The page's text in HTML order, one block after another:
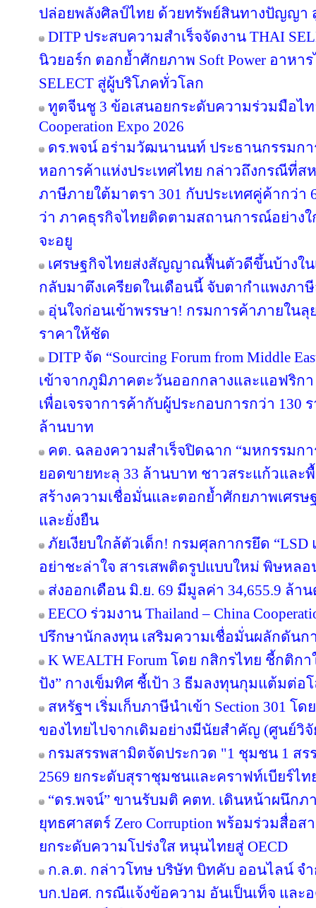
ปล่อยพลังศิลป์ไทย ด้วยทรัพย์สินทางปัญญา
DITP ประสบความสำเร็จจัดงาน THAI
นิวยอร์ก ตอกย้ำศักยภาพ Soft Power อาหา
SELECT สู่ผู้บริโภคทั่วโลก
ทูตจีนชู 3 ข้อเสนอยกระดับความร่วมมือไท
Cooperation Expo 2026
ดร.พจน์ อร่ามวัฒนานนท์ ประธานกรรมก
หอการค้าแห่งประเทศไทย กล่าวถึงกรณีที่ส
ภาษีภายใต้มาตรา 301 กับประเทศคู่ค้ากว่า
ว่า ภาคธุรกิจไทยติดตามสถานการณ์อย่าง
จะอยู
เศรษฐกิจไทยส่งสัญญาณฟื้นตัวดีขึ้นบ้างใ
กลับมาตึงเครียดในเดือนนี้ จับตากำแพงภา
อุ่นใจก่อนเข้าพรรษา! กรมการค้าภายใน
ราคาให้ชัด
DITP จัด “Sourcing Forum from Middle
เข้าจากภูมิภาคตะวันออกกลางและแอฟริกา
เพื่อเจรจาการค้ากับผู้ประกอบการกว่า 130
ล้านบาท
คต. ฉลองความสำเร็จปิดฉาก “มหกรรมก
ยอดขายทะลุ 33 ล้านบาท ชาวสระแก้วและ
สร้างความเชื่อมั่นและตอกย้ำศักยภาพเศร
และยั่งยืน
ภัยเงียบใกล้ตัวเด็ก! กรมศุลกากรยึด
อย่าชะล่าใจ สารเสพติดรูปแบบใหม่ พิษหล
ส่งออกเดือน มิ.ย. 69 มีมูลค่า 34,655.9 ล้า
EECO ร่วมงาน Thailand – China
ปรึกษานักลงทุน เสริมความเชื่อมั่นผลักดันก
K WEALTH Forum โดย กสิกรไทย ชี้กติก
ปัง” กางเข็มทิศ ชี้เป้า 3 ธีมลงทุนกุมแต้มต่อ
สหรัฐฯ เริ่มเก็บภาษีนำเข้า Section 301 โ
ของไทยไปจากเดิมอย่างมีนัยสำคัญ (ศูนย์วิจั
กรมสรรพสามิตจัดประกวด "1 ชุมชน 1 สร
2569 ยกระดับสุราชุมชนและคราฟท์เบียร์ไท
“ดร.พจน์” ขานรับมติ คตท. เดินหน้าผนึกภ
ยุทธศาสตร์ Zero Corruption พร้อมร่วมสื่อ
ยกระดับความโปร่งใส หนุนไทยสู่ OECD
ก.ล.ต. กล่าวโทษ บริษัท บิทคับ ออนไลน์ จ
บก.ปอศ. กรณีแจ้งข้อความ อันเป็นเท็จ แล